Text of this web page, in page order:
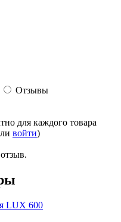
Отзывы
для каждого товара
войти)